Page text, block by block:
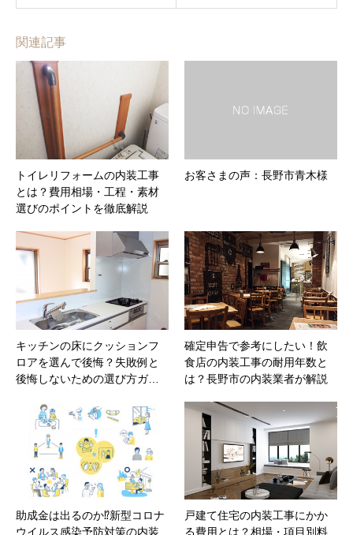
関連記事
トイレリフォームの内装工事
とは？費用相場・工程・素材
選びのポイントを徹底解説
お客さまの声：長野市青木様
キッチンの床にクッションフ
ロアを選んで後悔？失敗例と
後悔しないための選び方ガ…
確定申告で参考にしたい！飲
食店の内装工事の耐用年数と
は？長野市の内装業者が解説
助成金は出るのか⁉新型コロナ
ウイルス感染予防対策の内装
戸建て住宅の内装工事にかか
る費用とは？相場・項目別料